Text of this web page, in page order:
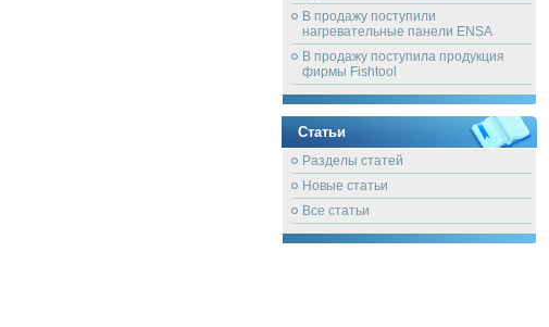
В продажу поступили
нагревательные панели ENSA
В продажу поступила продукция
фирмы Fishtool
Статьи
Разделы статей
Новые статьи
Все статьи